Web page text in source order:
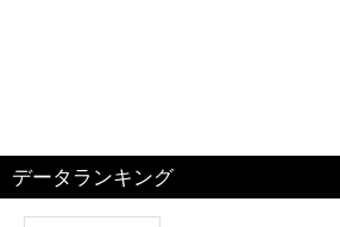
データランキング